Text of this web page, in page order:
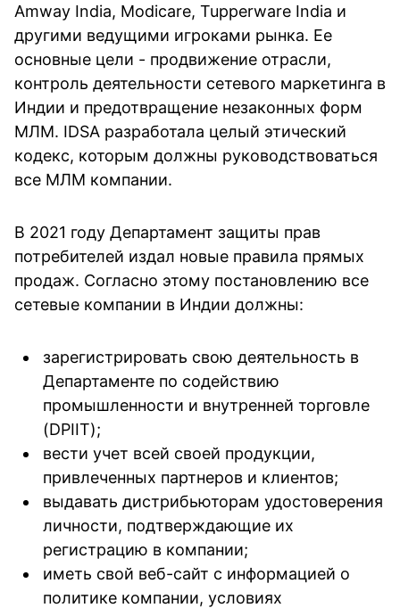
Amway India, Modicare, Tupperware India и
другими ведущими игроками рынка. Ее
основные цели - продвижение отрасли,
контроль деятельности сетевого маркетинга в
Индии и предотвращение незаконных форм
МЛМ. IDSA разработала целый этический
кодекс, которым должны руководствоваться
все МЛМ компании.
В 2021 году Департамент защиты прав
потребителей издал новые правила прямых
продаж. Согласно этому постановлению все
сетевые компании в Индии должны:
зарегистрировать свою деятельность в
Департаменте по содействию
промышленности и внутренней торговле
(DPIIT);
вести учет всей своей продукции,
привлеченных партнеров и клиентов;
выдавать дистрибьюторам удостоверения
личности, подтверждающие их
регистрацию в компании;
иметь свой веб-сайт с информацией о
политике компании, условиях